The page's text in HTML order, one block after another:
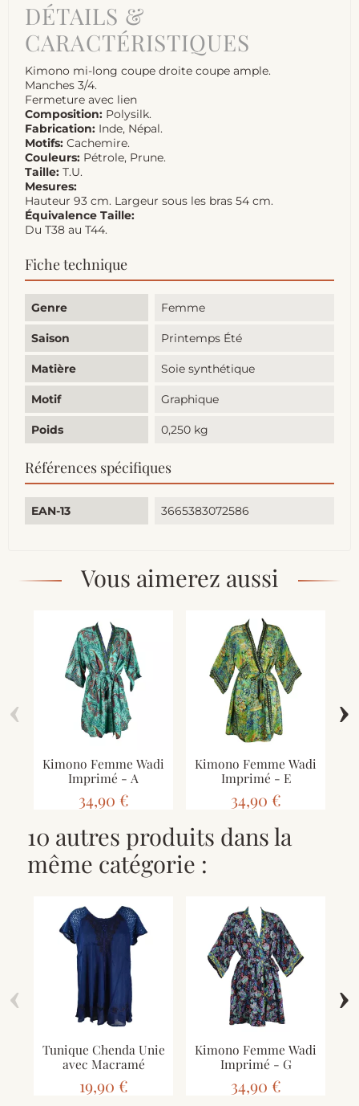
DÉTAILS &
CARACTÉRISTIQUES
Kimono mi-long coupe droite coupe ample.
Manches 3/4.
Fermeture avec lien
Composition: Polysilk.
Fabrication: Inde, Népal.
Motifs: Cachemire.
Couleurs: Pétrole, Prune.
Taille: T.U.
Mesures:
Hauteur 93 cm. Largeur sous les bras 54 cm.
Équivalence Taille:
Du T38 au T44.
Fiche technique
Genre Femme
Saison Printemps Été
Matière Soie synthétique
Motif Graphique
Poids 0,250 kg
Références spécifiques
EAN-13 3665383072586
Vous aimerez aussi
Kimono Femme Wadi
Imprimé - A
34,90 €
Kimono Femme Wadi
Imprimé - E
34,90 €
‹ ›
10 autres produits dans la
même catégorie :
Tunique Chenda Unie
avec Macramé
19,90 €
Kimono Femme Wadi
Imprimé - G
34,90 €
‹ ›